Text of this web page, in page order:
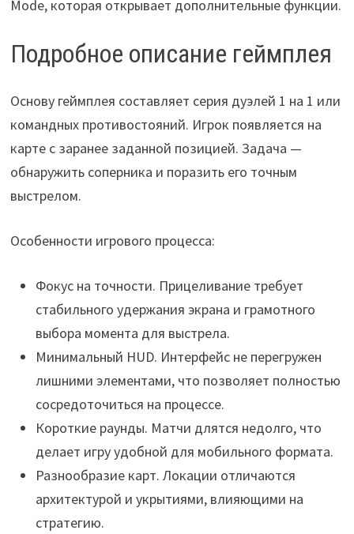
Mode, которая открывает дополнительные функции.
Подробное описание геймплея
Основу геймплея составляет серия дуэлей 1 на 1 или
командных противостояний. Игрок появляется на
карте с заранее заданной позицией. Задача —
обнаружить соперника и поразить его точным
выстрелом.
Особенности игрового процесса:
Фокус на точности. Прицеливание требует
стабильного удержания экрана и грамотного
выбора момента для выстрела.
Минимальный HUD. Интерфейс не перегружен
лишними элементами, что позволяет полностью
сосредоточиться на процессе.
Короткие раунды. Матчи длятся недолго, что
делает игру удобной для мобильного формата.
Разнообразие карт. Локации отличаются
архитектурой и укрытиями, влияющими на
стратегию.